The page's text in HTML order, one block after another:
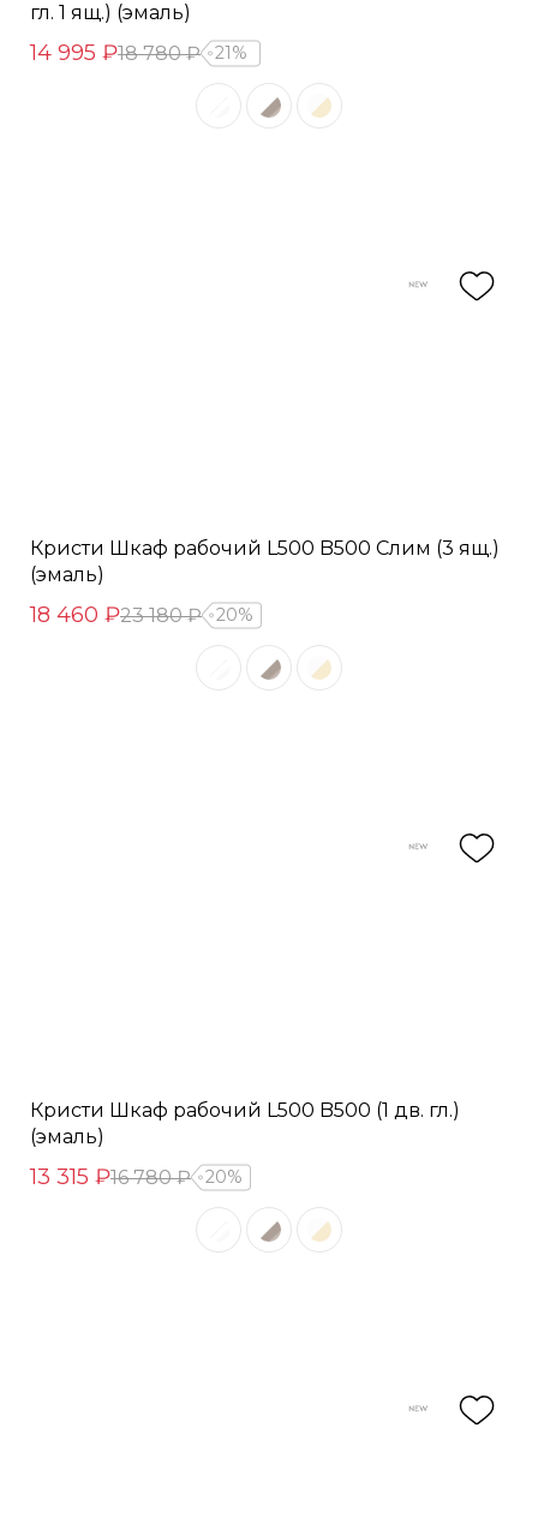
гл. 1 ящ.) (эмаль)
14 995 ₽18 780 ₽ 21%
Кристи Шкаф рабочий L500 B500 Слим (3 ящ.)
(эмаль)
18 460 ₽23 180 ₽ 20%
Кристи Шкаф рабочий L500 B500 (1 дв. гл.)
(эмаль)
13 315 ₽16 780 ₽ 20%